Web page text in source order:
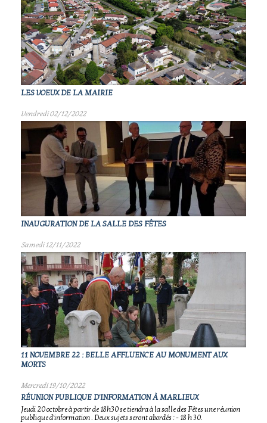
LES VOEUX DE LA MAIRIE
Vendredi 02/12/2022
INAUGURATION DE LA SALLE DES FÊTES
Samedi 12/11/2022
11 NOVEMBRE 22 : BELLE AFFLUENCE AU MONUMENT AUX
MORTS
Mercredi 19/10/2022
RÉUNION PUBLIQUE D'INFORMATION À MARLIEUX
Jeudi 20 octobre à partir de 18h30 se tiendra à la salle des Fêtes une réunion
publique d'information . Deux sujets seront abordés : - 18 h 30.